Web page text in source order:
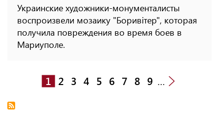
Украинские художники-монументалисты
воспроизвели мозаику "Боривітер", которая
получила повреждения во время боев в
Мариуполе.
1 2 3 4 5 6 7 8 9 …